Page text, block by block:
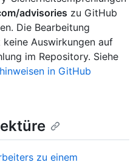
advisories zu GitHub
Die Bearbeitung
Auswirkungen auf
im Repository. Siehe
in GitHub
zu einem